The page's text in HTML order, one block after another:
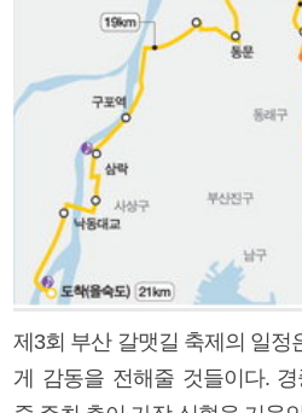
제3회 부산 갈맷길 축제의 일정
게 감동을 전해줄 것들이다.